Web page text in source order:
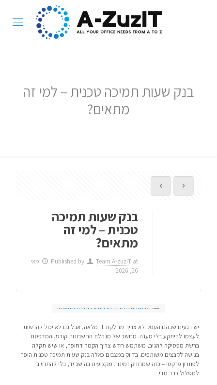
בנק שעות תמיכה טכנית – למי זה
מתאים?
בנק שעות תמיכה
טכנית – למי זה
מתאים?
Published by Team A-zuzIT at
מאי
26, 2026
יש רגעים שבהם העסק לא צריך מחלקת IT מלאה, אבל גם לא יכול להרשות
לעצמו להיתקע בלי מענה. מחשב של מנהלת החשבונות קורס, המדפסת
ברשת מפסיקה להגיב, משתמש חדש צריך הקמה דחופה, או שיש תקלה
בגישה לקבצים משותפים. בדיוק במצבים כאלה בנק שעות תמיכה טכנית הופך
לפתרון פרקטי – כזה שמחזיק זמינות מקצועית בהישג יד, בלי להתחייב
למסלול כבד מדי.